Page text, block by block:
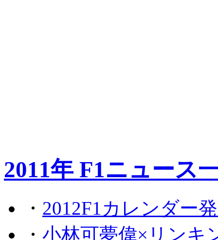
2011年 F1ニュース
・ 2012F1カレンダー
・ 小林可夢偉×リンキ